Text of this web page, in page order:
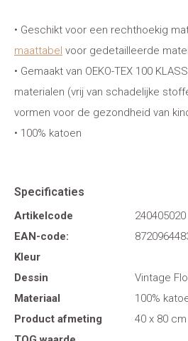
• Geschikt voor een rechthoekig
maattabel voor gedetailleerde
• Gemaakt van OEKO-TEX 100
materialen (vrij van schadelijke
vormen voor de gezondheid van
• 100% katoen
Specificaties
Artikelcode
240405020
EAN-code:
Kleur
Dessin
Vintage
Materiaal
100%
Product afmeting
40 x 80 cm